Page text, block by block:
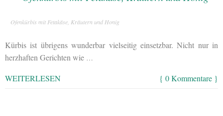
Ofenkürbis mit Fetakäse, Kräutern und Honig
Kürbis ist übrigens wunderbar vielseitig einsetzbar. Nicht nur in
herzhaften Gerichten wie …
WEITERLESEN { 0 Kommentare }